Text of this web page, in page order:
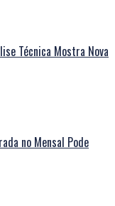
Técnica Mostra Nova
no Mensal Pode